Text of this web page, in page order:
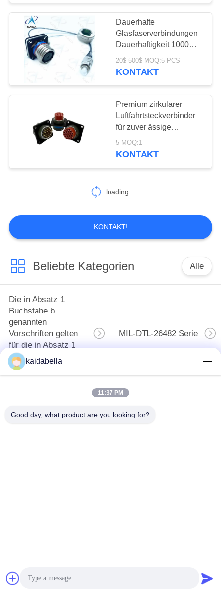
Dauerhafte
Glasfaserverbindungen
Dauerhaftigkeit 1000
Paarungszyklen
20$-500$ MOQ:5 PCS
KONTAKT
Premium zirkularer
Luftfahrtsteckverbinder
für zuverlässige
männliche
Kabelmontage
5 MOQ:1
KONTAKT
loading...
KONTAKT!
Beliebte Kategorien Alle
Die in Absatz 1
Buchstabe b
genannten
Vorschriften gelten
für die in Absatz 1
Buchstabe b
genannten
MIL-DTL-26482 Serie
Steckverbinder
mehr als 20 mm
kaidabella
11:37 PM
Good day, what product are you looking for?